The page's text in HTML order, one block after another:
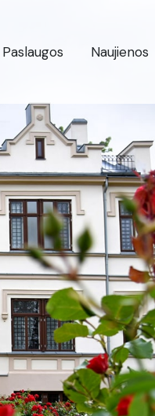
Paslaugos Naujienos